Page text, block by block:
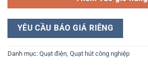
YÊU CẦU BÁO GIÁ RIÊNG
Danh mục: Quạt điện Quạt hút công nghiệp